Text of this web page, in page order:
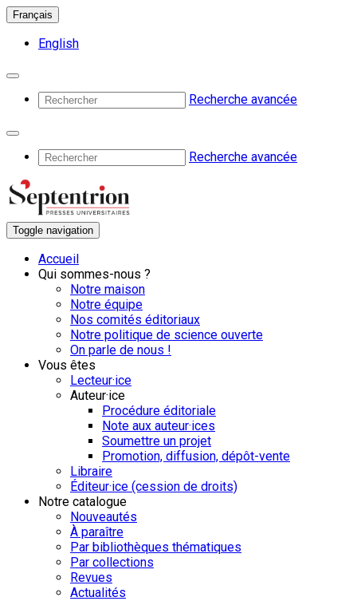
Français
English
Recherche avancée
Recherche avancée
Toggle navigation
Accueil
Qui sommes-nous ?
Notre maison
Notre équipe
Nos comités éditoriaux
Notre politique de science ouverte
On parle de nous !
Vous êtes
Lecteur·ice
Auteur·ice
Procédure éditoriale
Note aux auteur·ices
Soumettre un projet
Promotion, diffusion, dépôt-vente
Libraire
Éditeur·ice (cession de droits)
Notre catalogue
Nouveautés
À paraître
Par bibliothèques thématiques
Par collections
Revues
Actualités